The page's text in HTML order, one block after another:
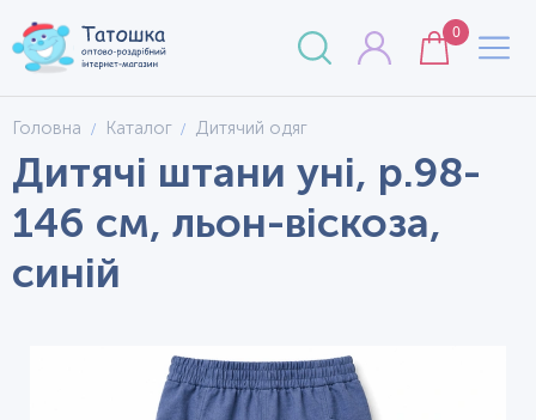
0
Головна Каталог Дитячий одяг
Дитячі штани уні, р.98-
146 см, льон-віскоза,
синій